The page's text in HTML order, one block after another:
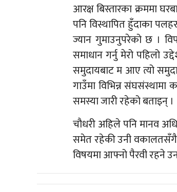
आरक्ष बिस्तारका क्रममा
पनि विस्थापित हुँदाका
ज्यान गुमाउनुपरेको छ ।
समाधान गर्नु मेरो पहिलो
समुदायबाट म आए त्यो
गाउँमा विभिन्न संघसंस्थामा
समस्या जारी रहेको बताइन् ।
चौधरी अहिले पनि मानव
समेत रहेकी उनी वकालतसँगै
विषयमा आफ्नो पैरवी रहने